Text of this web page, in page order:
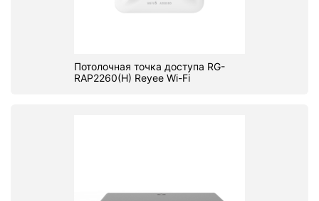
Потолочная точка доступа RG-
RAP2260(H) Reyee Wi-Fi